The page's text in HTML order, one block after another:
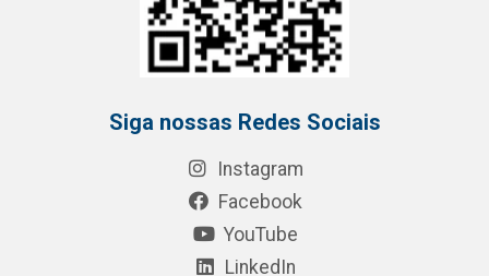
Siga nossas Redes Sociais
Instagram
Facebook
YouTube
LinkedIn